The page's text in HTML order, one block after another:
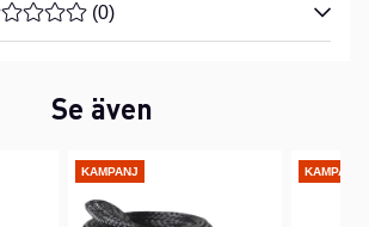
0 AV 5 ANTAL BETYG 0
(0)
Se även
KAMPANJ KAMPANJ